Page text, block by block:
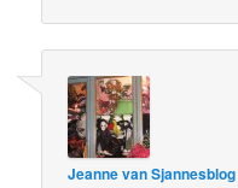
Jeanne van Sjannesblog